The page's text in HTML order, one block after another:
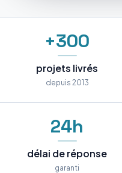
+300
projets livrés
depuis 2013
24h
délai de réponse
garanti